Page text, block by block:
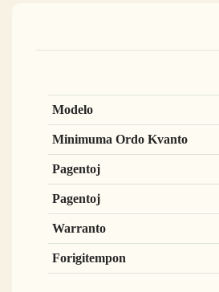
Modelo
Minimuma Ordo Kvanto
Pagentoj
Pagentoj
Warranto
Forigitempon